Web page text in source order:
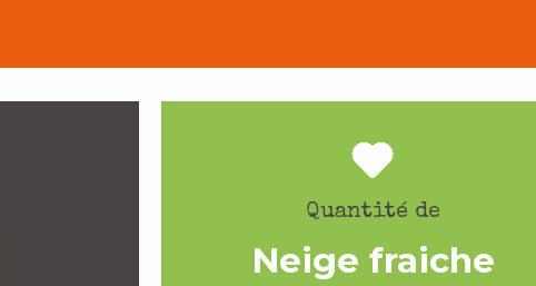
Quantité de
Neige fraiche